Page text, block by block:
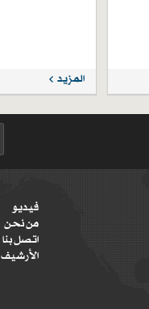
المزيد
فيديو
من نحن
اتصل بنا
الأرشيف